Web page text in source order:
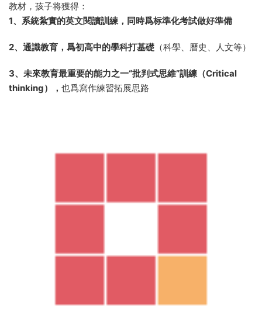
教材，孩子将獲得：
1、系統紮實的英文閱讀訓練，同時爲标準化考試做好準備
2、通識教育，爲初高中的學科打基礎 （科學、曆史、人文等）
3、未來教育最重要的能力之一“批判式思維”訓練（Critical
thinking）， 也爲寫作練習拓展思路